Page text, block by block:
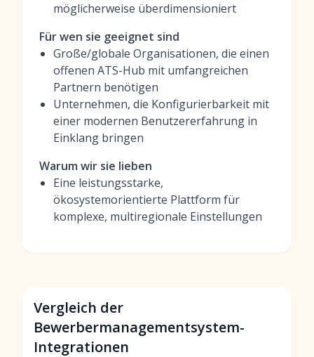
möglicherweise überdimensioniert
Für wen sie geeignet sind
Große/globale Organisationen, die einen
offenen ATS-Hub mit umfangreichen
Partnern benötigen
Unternehmen, die Konfigurierbarkeit mit
einer modernen Benutzererfahrung in
Einklang bringen
Warum wir sie lieben
Eine leistungsstarke,
ökosystemorientierte Plattform für
komplexe, multiregionale Einstellungen
Vergleich der
Bewerbermanagementsystem-
Integrationen